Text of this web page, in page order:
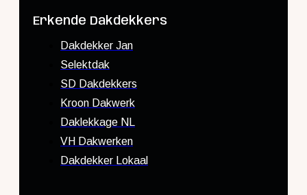
Erkende Dakdekkers
Dakdekker Jan
Selektdak
SD Dakdekkers
Kroon Dakwerk
Daklekkage NL
VH Dakwerken
Dakdekker Lokaal